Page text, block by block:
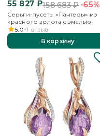
55 827₽158 683₽-65%
Серьги-пусеты «Пантеры» из
красного золота с эмалью
5.0 1 отзыв
В корзину